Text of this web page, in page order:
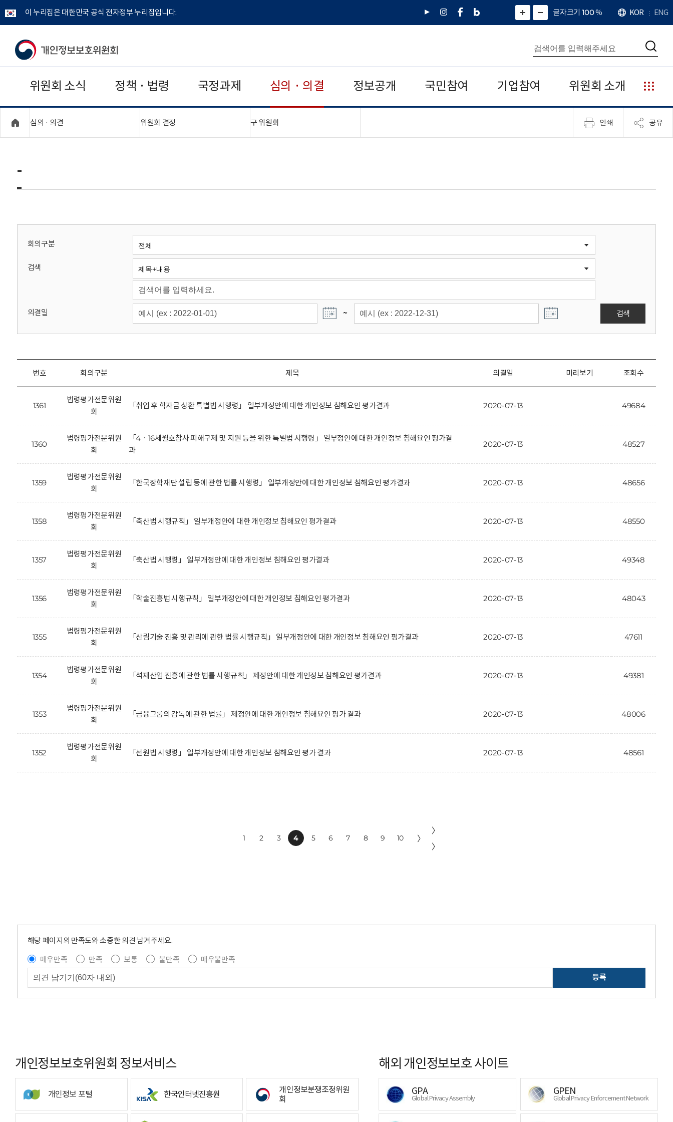
이 누리집은 대한민국 공식 전자정부 누리집입니다.
유
인
페
네
그
)
화
면
면
소
확
대
치
글자크기 100%
언
어
KOR ENG
개
보
보
위
회
통
합
검
색
검
위원회 소식 정책 · 법령 국정과제 심의 · 의결 정보공개 국민참여 기업참여 위원회 소개
누
리
집
안
심의 · 의결 위원회 결정 구 위원회 인쇄 공유
-
회의구분
검색
의결일 ~ 검색
번호 회의구분 제목 의결일 미리보기 조회수
1361
법령평가전문위원
회
「취업 후 학자금 상환 특별법 시행령」 일부개정안에 대한 개인정보 침해요인 평가결과 2020-07-13 49684
1360
법령평가전문위원
회
「4ㆍ16세월호참사 피해구제 및 지원 등을 위한 특별법 시행령」 일부정안에 대한 개인정보 침해요인 평가결
과
2020-07-13 48527
1359
법령평가전문위원
회
「한국장학재단 설립 등에 관한 법률 시행령」 일부개정안에 대한 개인정보 침해요인 평갸결과 2020-07-13 48656
1358
법령평가전문위원
회
「축산법 시행규칙」 일부개정안에 대한 개인정보 침해요인 평가결과 2020-07-13 48550
1357
법령평가전문위원
회
「축산법 시행령」 일부개정안에 대한 개인정보 침해요인 평가결과 2020-07-13 49348
1356
법령평가전문위원
회
「학술진흥법 시행규칙」 일부개정안에 대한 개인정보 침해요인 평가결과 2020-07-13 48043
1355
법령평가전문위원
회
「산림기술 진흥 및 관리에 관한 법률 시행규칙」 일부개정안에 대한 개인정보 침해요인 평가결과 2020-07-13 47611
1354
법령평가전문위원
회
「석재산업 진흥에 관한 법률 시행규칙」 제정안에 대한 개인정보 침해요인 평가결과 2020-07-13 49381
1353
법령평가전문위원
회
「금융그룹의 감독에 관한 법률」 제정안에 대한 개인정보 침해요인 평가 결과 2020-07-13 48006
1352
법령평가전문위원
회
「선원법 시행령」 일부개정안에 대한 개인정보 침해요인 평가 결과 2020-07-13 48561
1 2 3 4 5 6 7 8 9 10 〉
〉
〉
해당 페이지의 만족도와 소중한 의견 남겨주세요.
매우만족
만족 보통 불만족
매우불만족
등록
개인정보보호위원회 정보서비스
개인정보 포털 한국인터넷진흥원
개인정보분쟁조정위원
회
해외 개인정보보호 사이트
GPA
Global Privacy Assembly
GPEN
Global Privacy Enforcement Network